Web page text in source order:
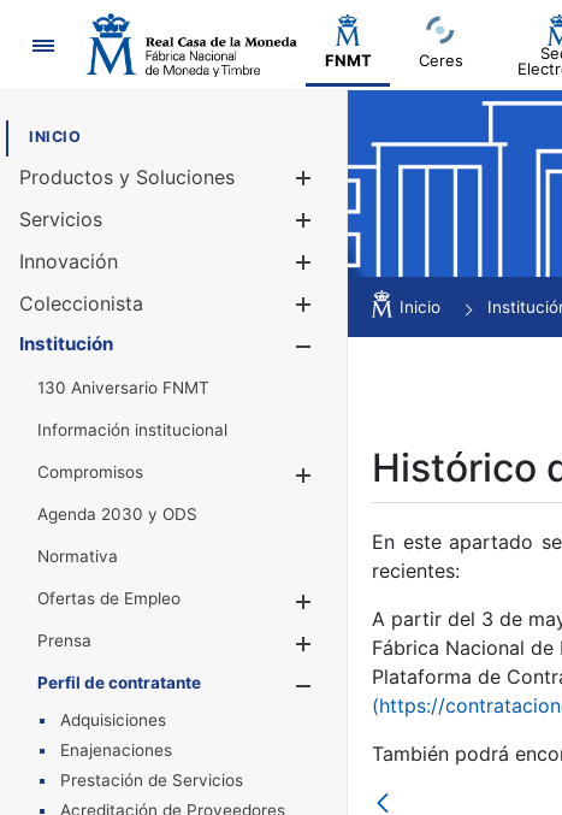
Navegación
FNMT Ceres
INICIO
Productos y Soluciones
Mostrar/Ocultar
Servicios
Innovación
Coleccionista
Mostrar/Ocultar
Institución
130 Aniversario FNMT
Información institucional
Compromisos
Mostrar/Ocultar
Agenda 2030 y ODS
Normativa
Ofertas de Empleo
Prensa
Mostrar/Ocultar
Perfil de contratante
Mostrar/Ocultar
Adquisiciones
Enajenaciones
Prestación de Servicios
Acreditación de Proveedores
Inicio
Histórico
En este apartado
recientes:
A partir del 3 de
Fábrica Nacional
Plataforma de
(https://
También podrá